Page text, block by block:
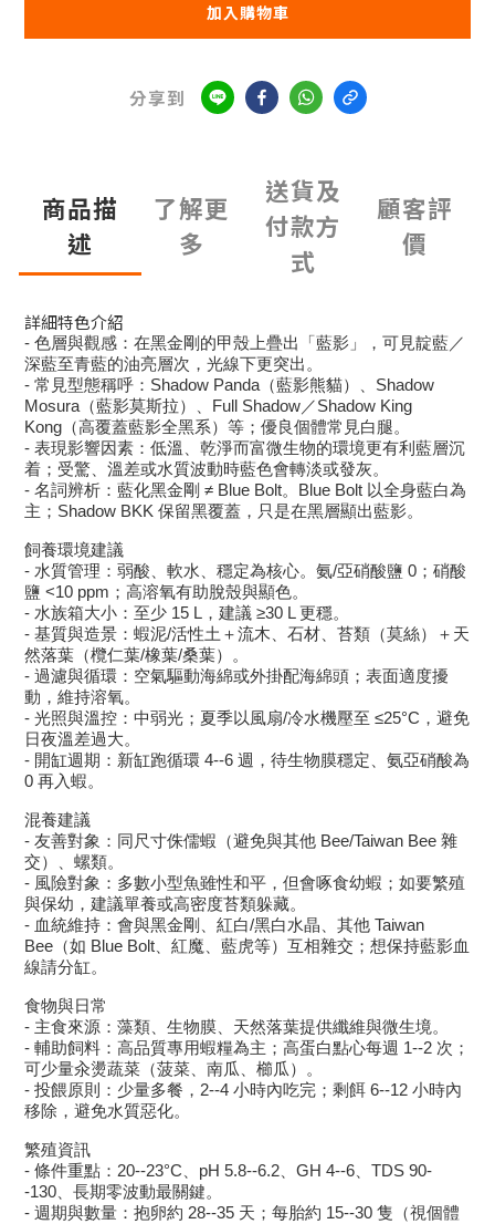
加入購物車
分享到
商品描
述
了解更
多
送貨及
付款方
式
顧客評
價
詳細特色介紹
- 色層與觀感：在黑金剛的甲殼上疊出「藍影」，可見靛藍／
深藍至青藍的油亮層次，光線下更突出。
- 常見型態稱呼：Shadow Panda（藍影熊貓）、Shadow
Mosura（藍影莫斯拉）、Full Shadow／Shadow King
Kong（高覆蓋藍影全黑系）等；優良個體常見白腿。
- 表現影響因素：低溫、乾淨而富微生物的環境更有利藍層沉
着；受驚、溫差或水質波動時藍色會轉淡或發灰。
- 名詞辨析：藍化黑金剛 ≠ Blue Bolt。Blue Bolt 以全身藍白為
主；Shadow BKK 保留黑覆蓋，只是在黑層顯出藍影。
飼養環境建議
- 水質管理：弱酸、軟水、穩定為核心。氨/亞硝酸鹽 0；硝酸
鹽 <10 ppm；高溶氧有助脫殼與顯色。
- 水族箱大小：至少 15 L，建議 ≥30 L 更穩。
- 基質與造景：蝦泥/活性土＋流木、石材、苔類（莫絲）＋天
然落葉（欖仁葉/橡葉/桑葉）。
- 過濾與循環：空氣驅動海綿或外掛配海綿頭；表面適度擾
動，維持溶氧。
- 光照與溫控：中弱光；夏季以風扇/冷水機壓至 ≤25°C，避免
日夜溫差過大。
- 開缸週期：新缸跑循環 4--6 週，待生物膜穩定、氨亞硝酸為
0 再入蝦。
混養建議
- 友善對象：同尺寸侏儒蝦（避免與其他 Bee/Taiwan Bee 雜
交）、螺類。
- 風險對象：多數小型魚雖性和平，但會啄食幼蝦；如要繁殖
與保幼，建議單養或高密度苔類躲藏。
- 血統維持：會與黑金剛、紅白/黑白水晶、其他 Taiwan
Bee（如 Blue Bolt、紅魔、藍虎等）互相雜交；想保持藍影血
線請分缸。
食物與日常
- 主食來源：藻類、生物膜、天然落葉提供纖維與微生境。
- 輔助飼料：高品質專用蝦糧為主；高蛋白點心每週 1--2 次；
可少量汆燙蔬菜（菠菜、南瓜、櫛瓜）。
- 投餵原則：少量多餐，2--4 小時內吃完；剩餌 6--12 小時內
移除，避免水質惡化。
繁殖資訊
- 條件重點：20--23°C、pH 5.8--6.2、GH 4--6、TDS 90-
-130、長期零波動最關鍵。
- 週期與數量：抱卵約 28--35 天；每胎約 15--30 隻（視個體